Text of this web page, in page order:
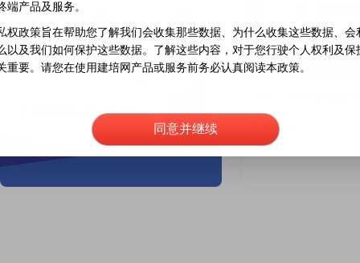
随到随学
￥600.00
端产品及服务。
权政策旨在帮助您了解我们会收集那些数据、为什么收集这些数据、会
以及我们如何保护这些数据。了解这些内容，对于您行驶个人权利及保
重要。请您在使用建培网产品或服务前务必认真阅读本政策。
同意并继续